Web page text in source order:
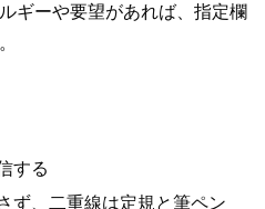
ギーや要望があれば、指定欄
する
ず、二重線は定規と筆ペン